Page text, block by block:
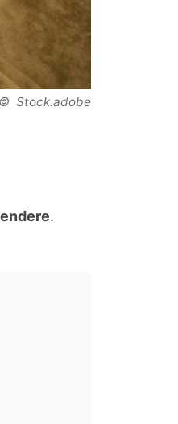
© Stock.adobe
.